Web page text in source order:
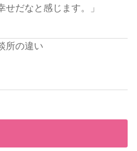
せだなと感じます。」
所の違い